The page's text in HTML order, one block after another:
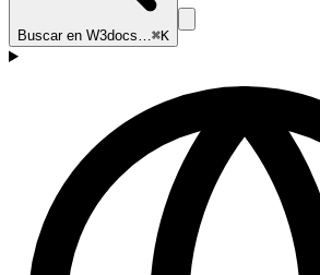
Buscar en W3docs…⌘K